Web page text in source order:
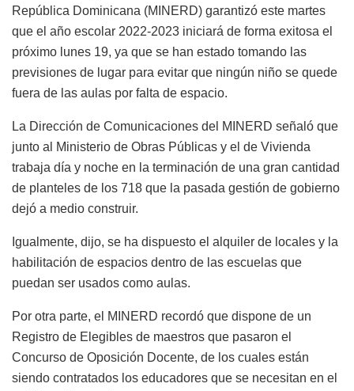
República Dominicana (MINERD) garantizó este martes
que el año escolar 2022-2023 iniciará de forma exitosa el
próximo lunes 19, ya que se han estado tomando las
previsiones de lugar para evitar que ningún niño se quede
fuera de las aulas por falta de espacio.
La Dirección de Comunicaciones del MINERD señaló que
junto al Ministerio de Obras Públicas y el de Vivienda
trabaja día y noche en la terminación de una gran cantidad
de planteles de los 718 que la pasada gestión de gobierno
dejó a medio construir.
Igualmente, dijo, se ha dispuesto el alquiler de locales y la
habilitación de espacios dentro de las escuelas que
puedan ser usados como aulas.
Por otra parte, el MINERD recordó que dispone de un
Registro de Elegibles de maestros que pasaron el
Concurso de Oposición Docente, de los cuales están
siendo contratados los educadores que se necesitan en el